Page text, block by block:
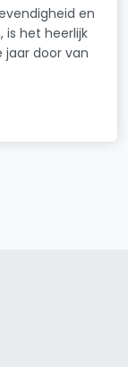
en
is het heerlijk
door van